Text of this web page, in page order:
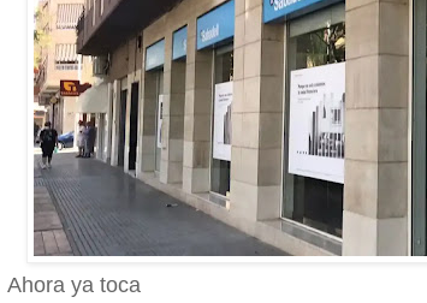
Ahora ya toca